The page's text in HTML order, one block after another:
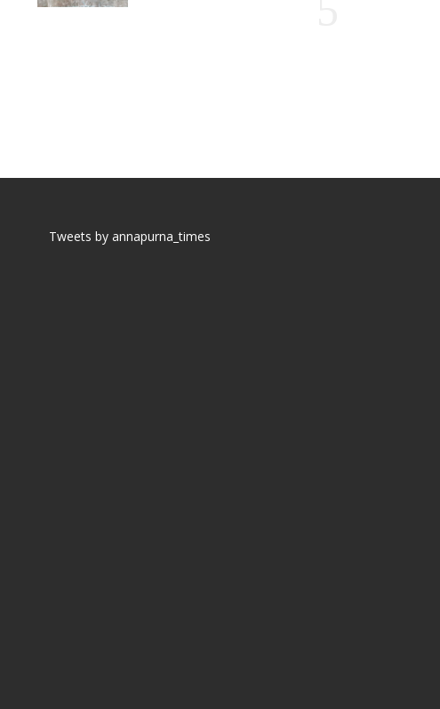
Tweets by annapurna_times